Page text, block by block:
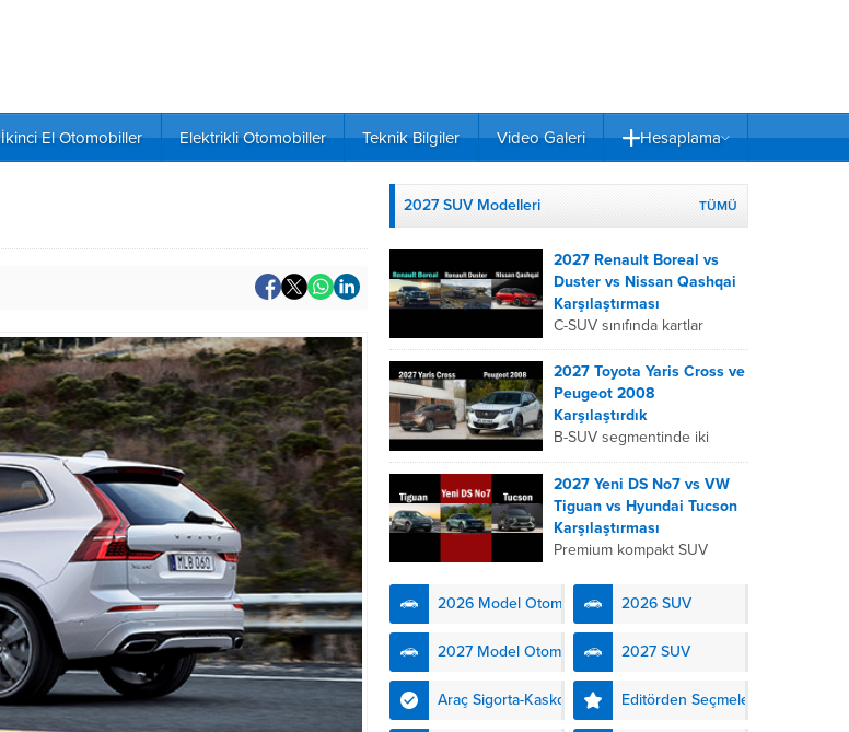
İkinci El Otomobiller Elektrikli Otomobiller Teknik Bilgiler Video Galeri Hesaplama
2027 SUV Modelleri TÜMÜ
2027 Renault Boreal vs
Duster vs Nissan Qashqai
Karşılaştırması
C-SUV sınıfında kartlar
yeniden dağıtıldı. 2027
Renault Boreal, Renault
Duster ve Nissan Qashqai;
her biri farklı bir sürüş
deneyimi, motor...
2027 Toyota Yaris Cross ve
Peugeot 2008
Karşılaştırdık
B-SUV segmentinde iki
önemli oyuncu olan 2027
Toyota Yaris
Cross ve Peugeot 2008,
farklı mühendislik
felsefeleriyle kullanıcıların
hibrit teknolojisindeki
uzmanlığını...
2027 Yeni DS No7 vs VW
Tiguan vs Hyundai Tucson
Karşılaştırması
Premium kompakt SUV
isteyen 2027 DS No7,
kendinden şarjlı hibrit
teknolojisiyle buluşturuyor.
DS Automobiles’in yeni...
2026 Model Otomobiller 2026 SUV
2027 Model Otomobiller 2027 SUV
Araç Sigorta-Kasko Editörden Seçmeler